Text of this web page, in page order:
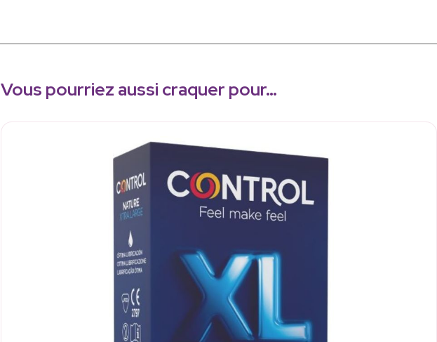
Vous pourriez aussi craquer pour…